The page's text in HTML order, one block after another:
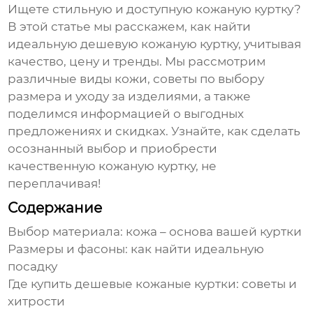
Ищете стильную и доступную кожаную куртку?
В этой статье мы расскажем, как найти
идеальнуюдешевую кожаную куртку, учитывая
качество, цену и тренды. Мы рассмотрим
различные виды кожи, советы по выбору
размера и уходу за изделиями, а также
поделимся информацией о выгодных
предложениях и скидках. Узнайте, как сделать
осознанный выбор и приобрести
качественную кожаную куртку, не
переплачивая!
Содержание
Выбор материала: кожа – основа вашей куртки
Размеры и фасоны: как найти идеальную
посадку
Где купитьдешевые кожаные куртки: советы и
хитрости